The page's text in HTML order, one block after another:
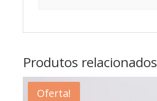
Produtos relacionados
Oferta!